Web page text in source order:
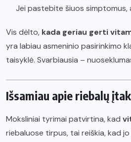
Jei pastebite šiuos simptomus,
Vis dėlto, kada geriau gerti
yra labiau asmeninio pasirinkimo
taisyklė. Svarbiausia –
Išsamiau apie riebalų
Moksliniai tyrimai patvirtina, kad
riebaluose tirpus, tai reiškia, kad